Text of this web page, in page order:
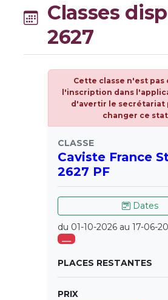
Classes
2627
Cette classe n'est pas
l'inscription dans
d'avertir le secrétariat
changer ce
CLASSE
Caviste France
2627 PF
Dates
du 01-10-2026 au 17-06-
___
PLACES RESTANTES
PRIX